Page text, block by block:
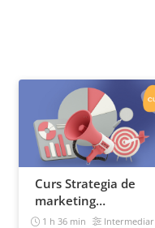
Curs Strategia de
marketing
multichannel
1 h 36 min Intermediar